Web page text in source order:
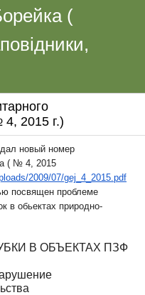
(
2015 г.)
новый номер
( № 4, 2015
2009/07/gej_4_ 2015.pdf
посвящен проблеме
в обьектах природно-
В ОБЪЕКТАХ ПЗФ